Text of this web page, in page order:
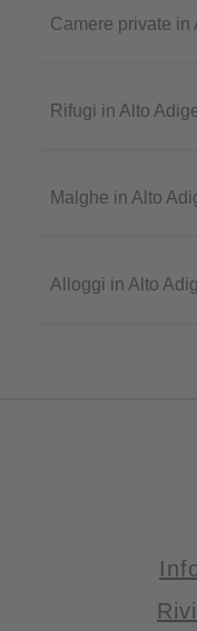
Camere private in
Rifugi in Alto
Malghe in Alto
Alloggi in Alto